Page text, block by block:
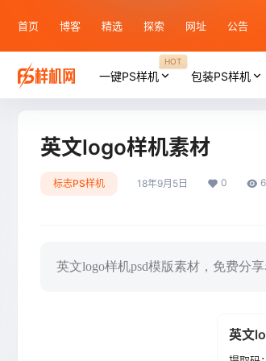
首页 博客 精选 探索 网址 公告
一键PS样机
HOT
包装PS样机
英文logo样机素材
标志PS样机 18年9月5日 0
英文logo样机psd模版素材，免费分
英文